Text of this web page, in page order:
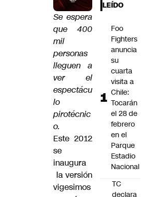
Se espera
que 400
mil
personas
lleguen a
ver el
espectácu
lo
pirotécnic
o.
Este 2012
se
inaugura
la versión
vigesimos
LEÍDO
Foo
Fighters
anuncia
su
cuarta
visita a
Chile:
Tocarán
el 28 de
febrero
en el
Parque
Estadio
Nacional
TC
declara